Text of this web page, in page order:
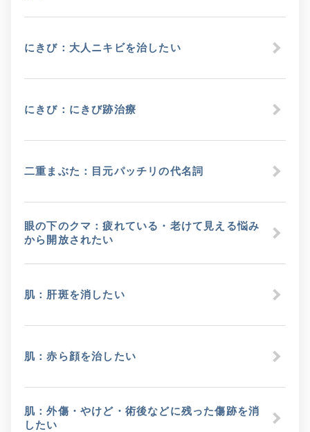
にきび：大人ニキビを治したい
にきび：にきび跡治療
二重まぶた：目元パッチリの代名詞
眼の下のクマ：疲れている・老けて見える悩み
から開放されたい
肌：肝斑を消したい
肌：赤ら顔を治したい
肌：外傷・やけど・術後などに残った傷跡を消
したい